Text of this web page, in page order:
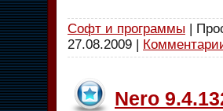
Софт и программы |
27.08.2009
Nero